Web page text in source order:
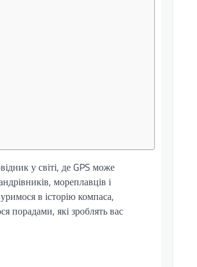
у світі, де GPS може
мореплавців і
в історію компаса,
порадами, які зроблять вас